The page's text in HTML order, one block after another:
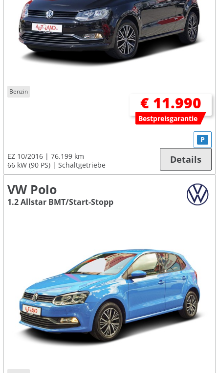
Benzin
€ 11.990
Bestpreisgarantie
EZ 10/2016
76.199 km
66 kW (90 PS)
Schaltgetriebe
P
Details
VW Polo
1.2 Allstar BMT/Start-Stopp